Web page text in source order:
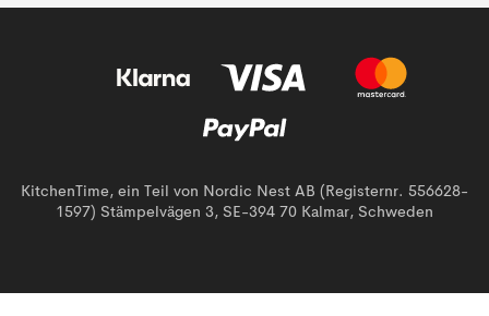
KitchenTime, ein Teil von Nordic Nest AB (Registernr. 556628-
1597) Stämpelvägen 3, SE-394 70 Kalmar, Schweden